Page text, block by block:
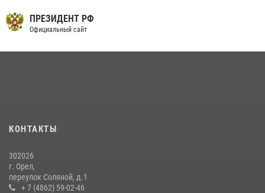
Сотрудники Росгвардии пресекли дебош в орловском кафе
30 июля 2026, 14:27
15 июля 2026, 14:49
ПРЕЗИДЕНТ РФ
Официальный сайт
КОНТАКТЫ
302026
г. Орел,
переулок Соляной, д.1
+ 7 (4862) 59-02-46